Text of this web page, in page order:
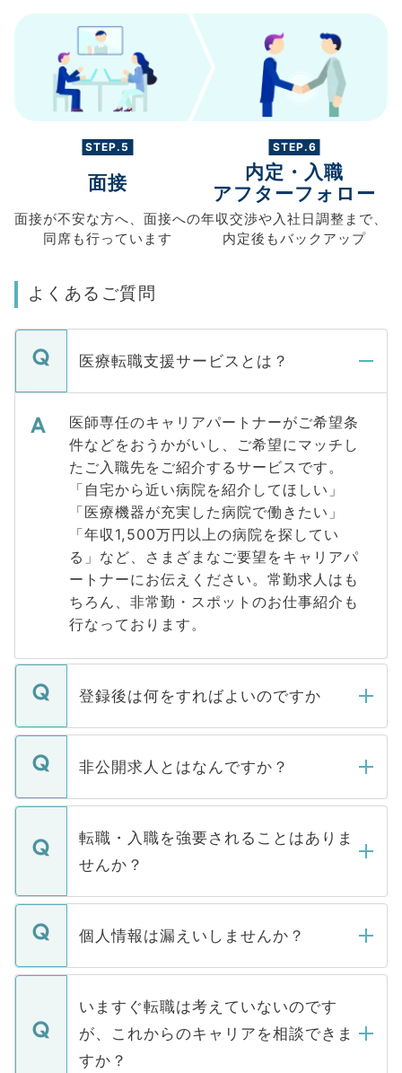
STEP.5
面接
面接が不安な方へ、 面接への
同席も行っています
STEP.6
内定・入職
アフターフォロー
年収交渉や入社日調整まで、
内定後もバックアップ
よくあるご質問
医療転職支援サービスとは？
医師専任のキャリアパートナーがご希望条
件などをおうかがいし、ご希望にマッチし
たご入職先をご紹介するサービスです。
「自宅から近い病院を紹介してほしい」
「医療機器が充実した病院で働きたい」
「年収1,500万円以上の病院を探してい
る」など、さまざまなご要望をキャリアパ
ートナーにお伝えください。常勤求人はも
ちろん、非常勤・スポットのお仕事紹介も
行なっております。
登録後は何をすればよいのですか
ご登録いただきましたら、弊社担当者がご
登録内容を確認し、その後メールもしくは
ます。通常、5営業日以内にはご連絡をせて
いただきますので、しばらくお待ちくださ
非公開求人とはなんですか？
マイナビDOCTORで取り扱っている求人の
うち約3割は、Webサイトからご覧いただ
けない「非公開求人」です。非公開求人は
下記の理由によって、一般には公開してい
ません。
■応募殺到を避けるため 人気のある医療機
関を公にしてしまうと、応募が殺到する場
に、医療機関が求める条件に合った人材の
みを人材紹介会社に依頼するケースが増え
ています。
転職・入職を強要されることはありま
せんか？
転職・入職を強要することは一切ありませ
ん。また、仮に応募先から内定をいただい
定を承諾する必要はありません。内定先へ
の辞退の連絡はキャリアパートナーが行い
個人情報は漏えいしませんか？
個人情報が漏えいすることはありませんの
で、ご安心ください。当サイトからの登録
などで収集したご登録者様の個人情報は、
ご本人のキャリアアップおよび転職活動の
いますぐ転職は考えていないのです
が、これからのキャリアを相談できま
すか？